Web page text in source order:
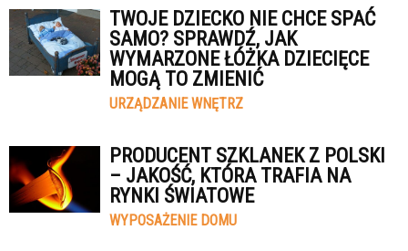
TWOJE DZIECKO NIE CHCE SPAĆ
SAMO? SPRAWDŹ, JAK
WYMARZONE ŁÓŻKA DZIECIĘCE
MOGĄ TO ZMIENIĆ
URZĄDZANIE WNĘTRZ
PRODUCENT SZKLANEK Z POLSKI
– JAKOŚĆ, KTÓRA TRAFIA NA
RYNKI ŚWIATOWE
WYPOSAŻENIE DOMU